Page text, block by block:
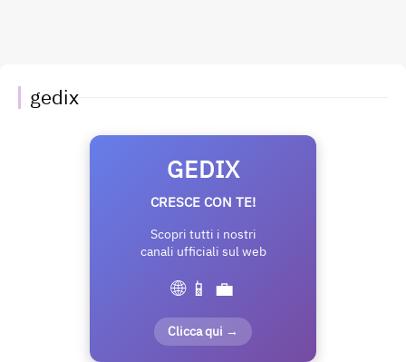
gedix
GEDIX
CRESCE CON TE!
Scopri tutti i nostri
canali ufficiali sul web
🌐 📱 💼
Clicca qui →